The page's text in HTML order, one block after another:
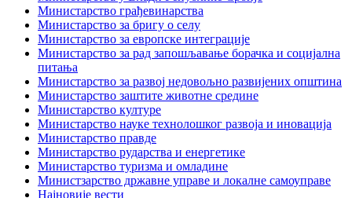
Министарство грађевинарства
Министарство за бригу о селу
Министарство за европске интеграције
Министарство за рад запошљавање борачка и социјална
питања
Министарство за развој недовољно развијених општина
Министарство заштите животне средине
Министарство културе
Министарство науке технолошког развоја и иновација
Министарство правде
Министарство рударства и енергетике
Министарство туризма и омладине
Министзарство државне управе и локалне самоуправе
Најновије вести